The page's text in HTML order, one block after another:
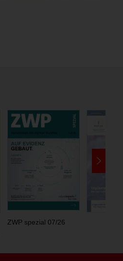
ZWP spezial 07/26